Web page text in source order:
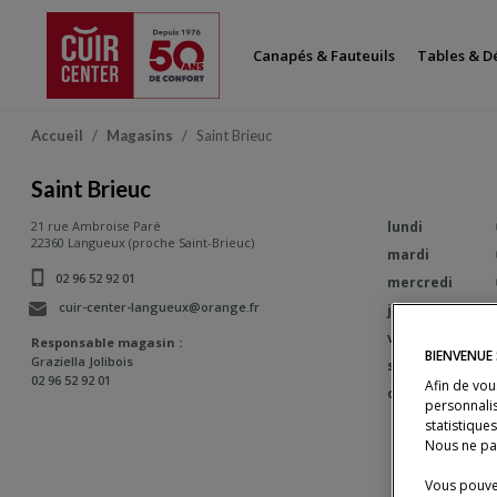
Canapés & Fauteuils Tables &
Accueil Magasins Saint Brieuc
Saint Brieuc
21 rue Ambroise Paré
22360 Langueux (proche Saint-Brieuc)
Numéro de téléphone :
02 96 52 92 01
cuir-center-langueux@orange.fr
Responsable magasin :
Graziella Jolibois
Numéro de téléphone :
02 96 52 92 01
lundi
mardi
mercredi
jeudi
vendredi
samedi
dimanche
Afin de
Nous ne
Vous